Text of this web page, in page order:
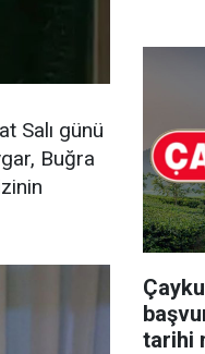
Salı günü
Buğra
tarihi